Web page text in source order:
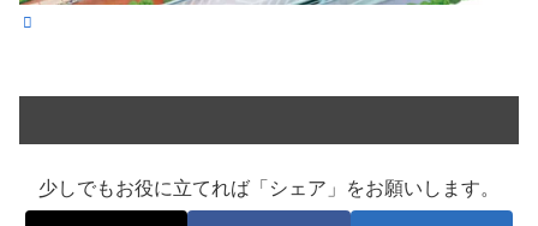
少しでもお役に立てれば「シェア」をお願いします。